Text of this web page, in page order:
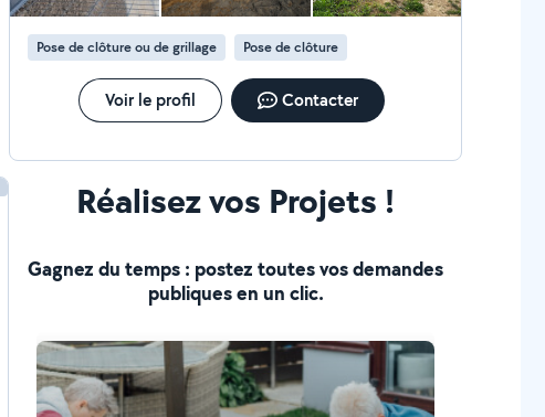
Pose de clôture ou de grillage Pose de clôture
Voir le profil Contacter
Réalisez vos Projets !
Gagnez du temps : postez toutes vos demandes
publiques en un clic.